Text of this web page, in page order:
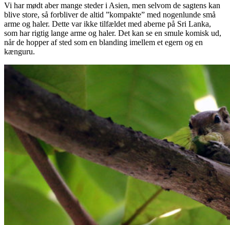
Vi har mødt aber mange steder i Asien, men selvom de sagtens kan
blive store, så forbliver de altid ”kompakte” med nogenlunde små
arme og haler. Dette var ikke tilfældet med aberne på Sri Lanka,
som har rigtig lange arme og haler. Det kan se en smule komisk ud,
når de hopper af sted som en blanding imellem et egern og en
kænguru.